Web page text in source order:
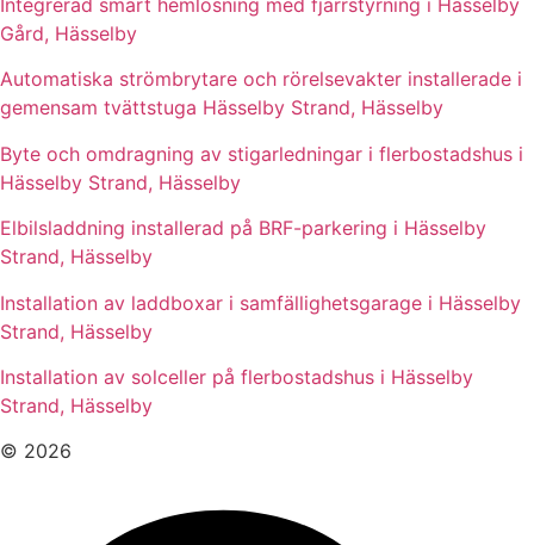
Integrerad smart hemlösning med fjärrstyrning i Hässelby
Gård, Hässelby
Automatiska strömbrytare och rörelsevakter installerade i
gemensam tvättstuga Hässelby Strand, Hässelby
Byte och omdragning av stigarledningar i flerbostadshus i
Hässelby Strand, Hässelby
Elbilsladdning installerad på BRF-parkering i Hässelby
Strand, Hässelby
Installation av laddboxar i samfällighetsgarage i Hässelby
Strand, Hässelby
Installation av solceller på flerbostadshus i Hässelby
Strand, Hässelby
© 2026